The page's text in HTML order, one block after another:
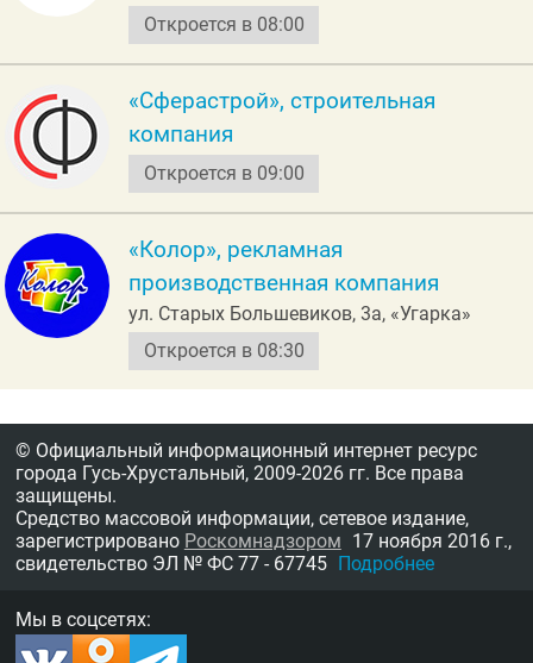
Откроется в 08:00
«Сферастрой», строительная
компания
Откроется в 09:00
«Колор», рекламная
производственная компания
ул. Старых Большевиков, 3а, «Угарка»
Откроется в 08:30
© Официальный информационный интернет ресурс
города Гусь-Хрустальный, 2009-2026 гг. Все права
защищены.
Средство массовой информации, сетевое издание,
зарегистрировано Роскомнадзором 17 ноября 2016 г.,
свидетельство ЭЛ № ФС 77 - 67745 Подробнее
Мы в соцсетях: